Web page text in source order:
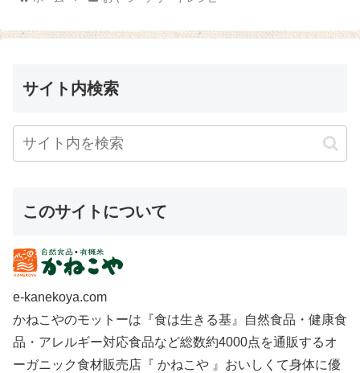
3gを溶かして砂糖 ...
か）』を保存容器に移して冷凍
サイト内検索
このサイトについて
e-kanekoya.com
かねこやのモットーは『食は生きる基』自然食品・健康食
品・アレルギー対応食品など総数約4000点を通販するオ
ーガニック食材販売店『 かねこや 』おいしくて身体に優